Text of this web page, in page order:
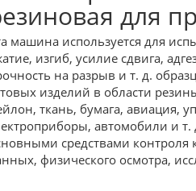
для
машина используется для
изгиб, усилие сдвига,
на разрыв и т. д.
изделий в области
ткань, бумага, авиация,
автомобили и т.
средствами контроля
физического осмотра,